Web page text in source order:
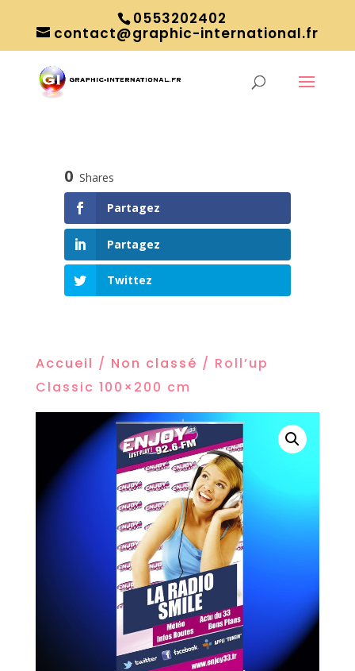
0553202402
contact@graphic-international.fr
0 Shares
Partagez
Partagez
Twittez
Accueil / Non classé / Roll’up
Classic 100×200 cm
Shares